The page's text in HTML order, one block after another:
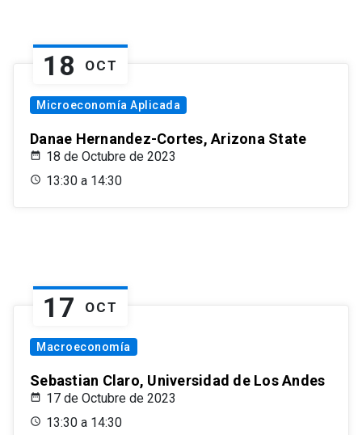
18 OCT
Microeconomía Aplicada
Danae Hernandez-Cortes, Arizona State
18 de Octubre de 2023
13:30 a 14:30
17 OCT
Macroeconomía
Sebastian Claro, Universidad de Los Andes
17 de Octubre de 2023
13:30 a 14:30